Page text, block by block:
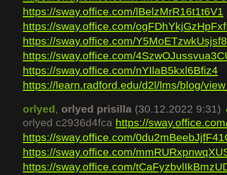
https://sway.office.com/lBelzMrR16t1t6V1
https://sway.office.com/
https://sway.office.com/
https://sway.office.com/
https://sway.office.com/nYIlaB5kxl6Bfiz4
https://learn.radford.edu/d2l/lms/blog/
orlyed,orlyed prisilla (30.12.2022 9:31)
orlyed c2936d4fca https://
https://sway.office.com/
https://sway.office.com/
https://sway.office.com/